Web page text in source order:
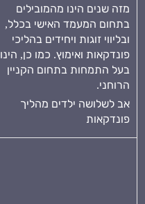
מזה שנים הינו מהמובילים
בתחום המעמד האישי בכלל,
ובליווי זוגות ויחידים בהליכי
פונדקאות ואימוץ. כמו כן, הינו
בעל התמחות בתחום הקניין
הרוחני.
אב לשלושה ילדים מהליך
פונדקאות